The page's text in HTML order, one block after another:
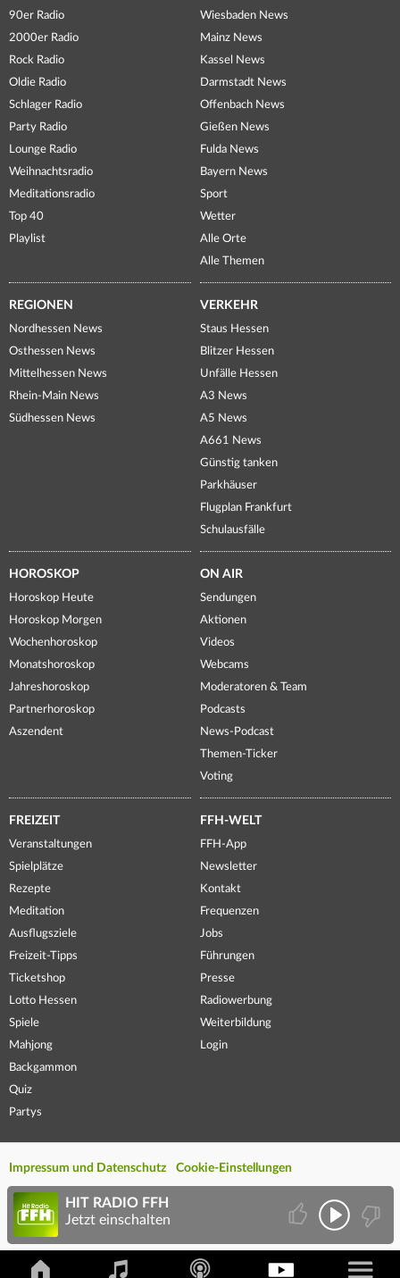
90er Radio
2000er Radio
Rock Radio
Oldie Radio
Schlager Radio
Party Radio
Lounge Radio
Weihnachtsradio
Meditationsradio
Top 40
Playlist
Wiesbaden News
Mainz News
Kassel News
Darmstadt News
Offenbach News
Gießen News
Fulda News
Bayern News
Sport
Wetter
Alle Orte
Alle Themen
REGIONEN
Nordhessen News
Osthessen News
Mittelhessen News
Rhein-Main News
Südhessen News
VERKEHR
Staus Hessen
Blitzer Hessen
Unfälle Hessen
A3 News
A5 News
A661 News
Günstig tanken
Parkhäuser
Flugplan Frankfurt
Schulausfälle
HOROSKOP
Horoskop Heute
Horoskop Morgen
Wochenhoroskop
Monatshoroskop
Jahreshoroskop
Partnerhoroskop
Aszendent
ON AIR
Sendungen
Aktionen
Videos
Webcams
Moderatoren & Team
Podcasts
News-Podcast
Themen-Ticker
Voting
FREIZEIT
Veranstaltungen
Spielplätze
Rezepte
Meditation
Ausflugsziele
Freizeit-Tipps
Ticketshop
Lotto Hessen
Spiele
Mahjong
Backgammon
Quiz
Partys
FFH-WELT
FFH-App
Newsletter
Kontakt
Frequenzen
Jobs
Führungen
Presse
Radiowerbung
Weiterbildung
Login
Impressum und Datenschutz Cookie-Einstellungen
HIT RADIO FFH
Jetzt einschalten